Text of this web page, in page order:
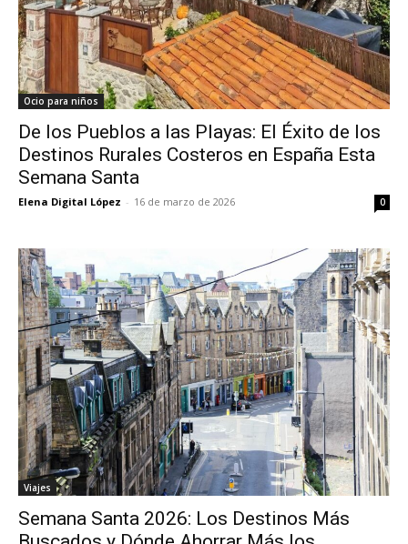
Ocio para niños
De los Pueblos a las Playas: El Éxito de los
Destinos Rurales Costeros en España Esta
Semana Santa
Elena Digital López - 16 de marzo de 2026 0
Viajes
Semana Santa 2026: Los Destinos Más